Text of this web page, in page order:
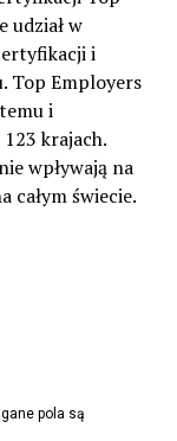
udział w
i
Top Employers
i
krajach.
wpływają na
całym świecie.
pola są